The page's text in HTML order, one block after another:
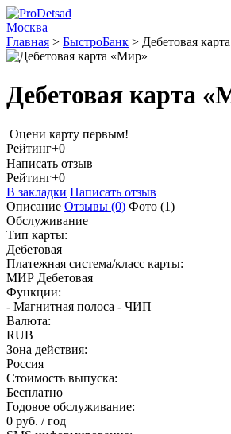
Москва
Главная > БыстроБанк > Дебетовая
Дебетовая карта
Оцени карту первым!
Рейтинг+0
Написать отзыв
Рейтинг+0
В закладки Написать отзыв
Описание Отзывы (0) Фото (1)
Обслуживание
Тип карты:
Дебетовая
Платежная система/класс карты:
МИР Дебетовая
Функции:
- Магнитная полоса - ЧИП
Валюта:
RUB
Зона действия:
Россия
Стоимость выпуска:
Бесплатно
Годовое обслуживание:
0 руб. / год